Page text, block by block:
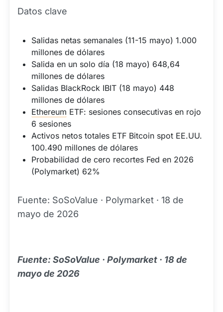
Datos clave
Salidas netas semanales (11-15 mayo) 1.000
millones de dólares
Salida en un solo día (18 mayo) 648,64
millones de dólares
Salidas BlackRock IBIT (18 mayo) 448
millones de dólares
Ethereum ETF: sesiones consecutivas en rojo
6 sesiones
Activos netos totales ETF Bitcoin spot EE.UU.
100.490 millones de dólares
Probabilidad de cero recortes Fed en 2026
(Polymarket) 62%
Fuente: SoSoValue · Polymarket · 18 de
mayo de 2026
Fuente: SoSoValue · Polymarket · 18 de
mayo de 2026